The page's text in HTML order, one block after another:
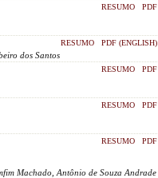
RESUMO PDF
RESUMO PDF (ENGLISH)
dos Santos
RESUMO PDF
RESUMO PDF
RESUMO PDF
Machado, Antônio de Souza Andrade